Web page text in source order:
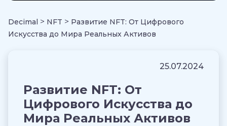
Decimal > NFT > Развитие NFT: От Цифрового
Искусства до Мира Реальных Активов
25.07.2024
Развитие NFT: От
Цифрового Искусства до
Мира Реальных Активов